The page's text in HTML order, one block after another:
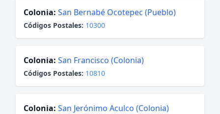
Colonia: San Bernabé Ocotepec (Pueblo)
Códigos Postales: 10300
Colonia: San Francisco (Colonia)
Códigos Postales: 10810
Colonia: San Jerónimo Aculco (Colonia)